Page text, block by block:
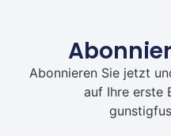
Abonnieren Sie jetzt
auf Ihre erste